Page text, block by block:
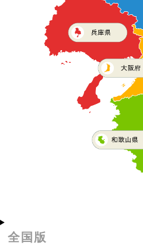
全国版